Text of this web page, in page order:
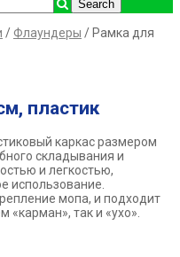
/ Флаундеры / Рамка для
пластик
каркас размером
складывания и
и легкостью,
использование.
мопа, и подходит
«карман», так и «ухо».